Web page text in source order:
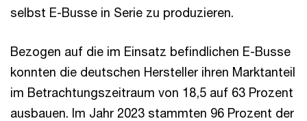
selbst E-Busse in Serie zu produzieren.
Bezogen auf die im Einsatz befindlichen E-Busse
konnten die deutschen Hersteller ihren Marktanteil
im Betrachtungszeitraum von 18,5 auf 63 Prozent
ausbauen. Im Jahr 2023 stammten 96 Prozent der